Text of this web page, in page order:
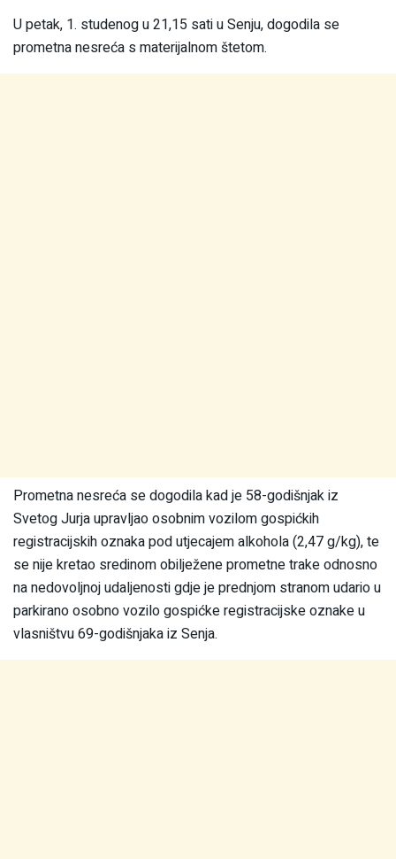
U petak, 1. studenog u 21,15 sati u Senju, dogodila se
prometna nesreća s materijalnom štetom.
Prometna nesreća se dogodila kad je 58-godišnjak iz
Svetog Jurja upravljao osobnim vozilom gospićkih
registracijskih oznaka pod utjecajem alkohola (2,47 g/kg), te
se nije kretao sredinom obilježene prometne trake odnosno
na nedovoljnoj udaljenosti gdje je prednjom stranom udario u
parkirano osobno vozilo gospićke registracijske oznake u
vlasništvu 69-godišnjaka iz Senja.